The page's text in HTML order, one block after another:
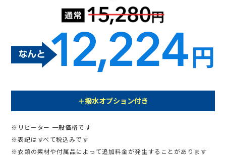
＋撥水オプション付き
※リピーター 一般価格です
※表記はすべて税込みです
※衣類の素材や付属品によって追加料金が発生することがあります